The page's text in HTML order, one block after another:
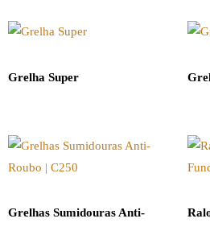
Grelha Super
Grelhas Sumidouras Anti-